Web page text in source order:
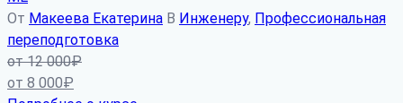
От Макеева Екатерина В Инженеру, Профессиональная
переподготовка
от12 000₽
от 8 000₽